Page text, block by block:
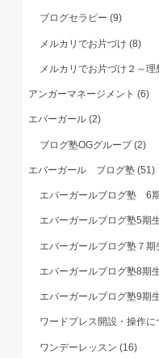
ブログセラピー(9)
メルカリでお片づけ(8)
メルカリでお片づけ２～
アンガーマネージメント(6)
エバーガール(2)
ブログ塾OGグループ(2)
エバーガール ブログ塾(51)
エバーガールブログ塾 6
エバーガールブログ塾5期
エバーガールブログ塾７
エバーガールブログ塾8期
エバーガールブログ塾9期
ワードプレス開設・操作
ワンデーレッスン(16)